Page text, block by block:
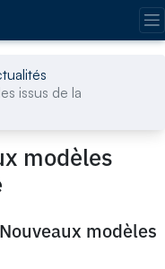
issus de la
modèles
modèles